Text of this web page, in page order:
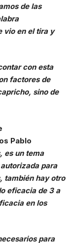
de las
vio en el tira y
con esta
factores de
sino de
Pablo
es un tema
para
también hay otro
eficacia de 3 a
en los
para